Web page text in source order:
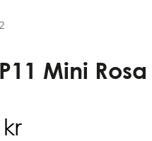
Mini
kr